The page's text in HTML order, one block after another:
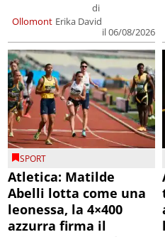
Ollomont
di
Erika David
il 06/08/2026
SPORT
Atletica: Matilde
Abelli lotta come una
leonessa, la 4×400
azzurra firma il